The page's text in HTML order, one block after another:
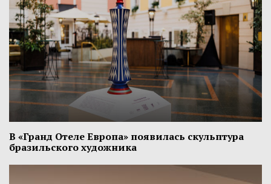
В «Гранд Отеле Европа» появилась скульптура
бразильского художника